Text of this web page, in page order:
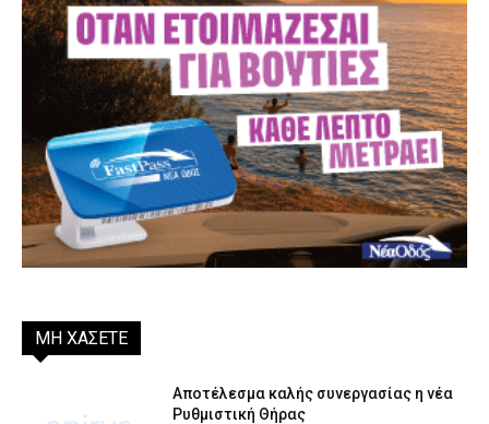
ΜΗ ΧΑΣΕΤΕ
Αποτέλεσμα καλής συνεργασίας η νέα
Ρυθμιστική Θήρας